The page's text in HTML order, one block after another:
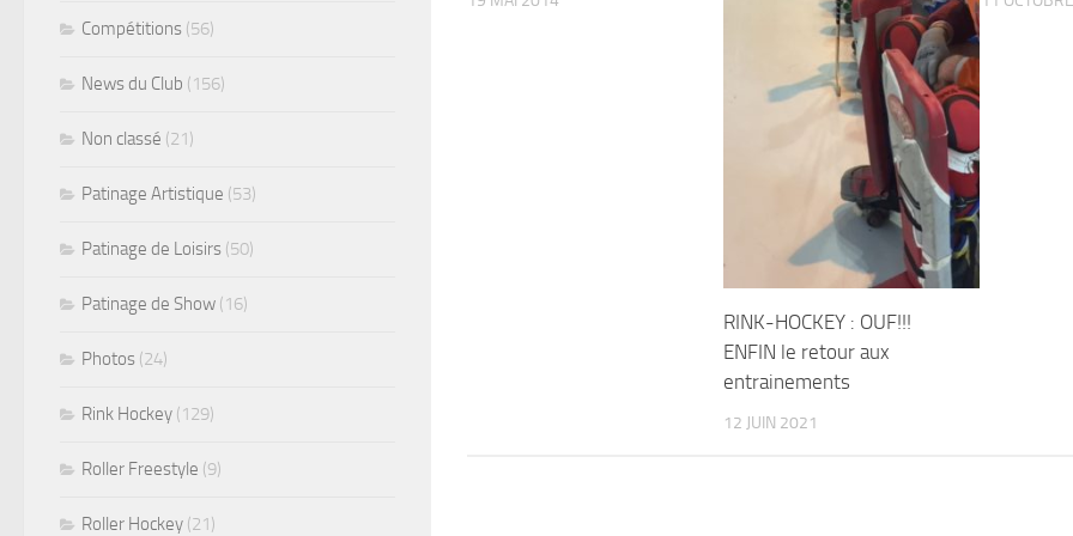
RINK-HOCKEY : OUF!!!
ENFIN le retour aux
entrainements
12 JUIN 2021
Compétitions (56)
News du Club (156)
Non classé (21)
Patinage Artistique (53)
Patinage de Loisirs (50)
Patinage de Show (16)
Photos (24)
Rink Hockey (129)
Roller Freestyle (9)
Roller Hockey (21)